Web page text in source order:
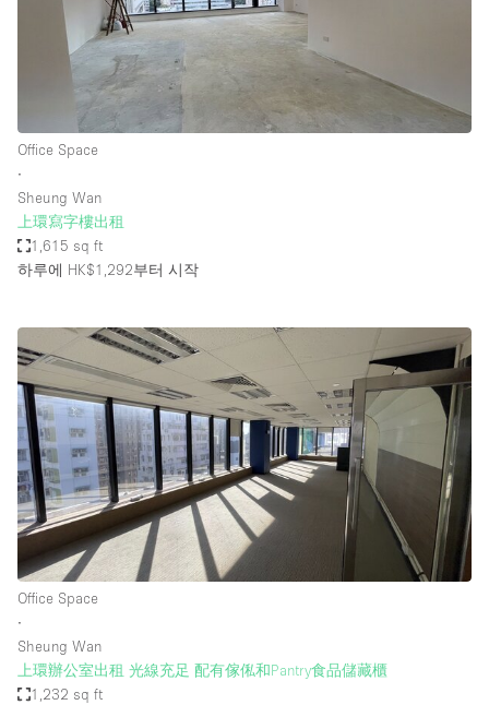
Office Space
∙
Sheung Wan
上環寫字樓出租
1,615 sq ft
하루에 HK$1,292부터 시작
Office Space
∙
Sheung Wan
上環辦公室出租 光線充足 配有傢俬和Pantry食品儲藏櫃
1,232 sq ft